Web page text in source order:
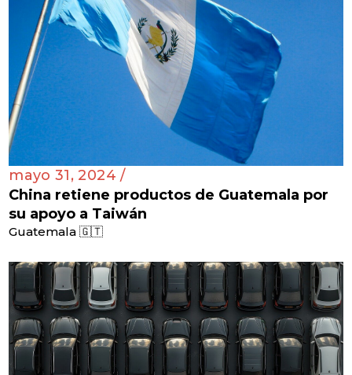
mayo 31, 2024 /
China retiene productos de Guatemala por
su apoyo a Taiwán
Guatemala 🇬🇹